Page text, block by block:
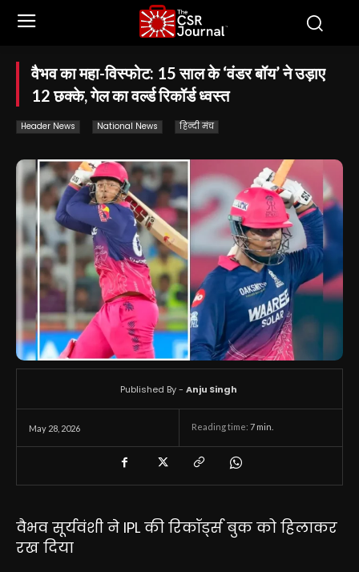
वैभव का महा-विस्फोट: 15 साल के ‘वंडर बॉय’ ने उड़ाए
12 छक्के, गेल का वर्ल्ड रिकॉर्ड ध्वस्त
Header News National News हिन्दी मंच
May 28, 2026 Reading time: 7 min.
Published By - Anju Singh
वैभव सूर्यवंशी ने IPL की रिकॉर्ड्स बुक को हिलाकर
रख दिया